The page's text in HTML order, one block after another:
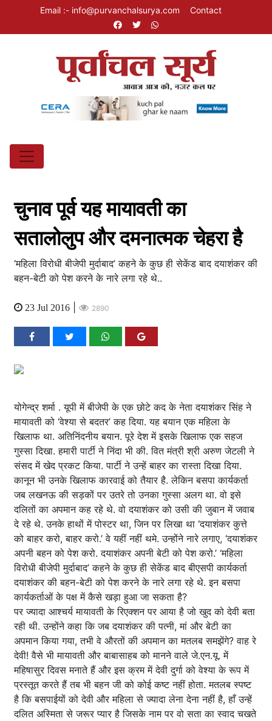
Email :- info@purvanchalsurya.com Contact
चुनाव पूर्व यह मायावती का
सतालोलुप और दमनात्मक चेहरा है
‘महिला विरोधी बीजेपी मुर्दाबाद’ कहने के कुछ ही सेकेंड बाद दयाशंकर की
बहन-बेटी को पेश करने के नारे लगा रहे थे..
23 Jul 2016 2890
योगेन्द्र शर्मा . यूपी में बीजेपी के एक छोटे कद के नेता दयाशंकर सिंह ने
मायावती को ‘वेश्या से बदतर’ कह दिया. यह बयान एक महिला के
खिलाफ था. अतिनिंदनीय बयान. पूरे देश में इसके खिलाफ एक सहज
गुस्सा दिखा. हमारी पार्टी ने निंदा भी की. वित मंत्री श्री अरुण जेटली ने
संसद में खेद प्रकट किया. पार्टी ने उन्हें बाहर का रास्ता दिखा दिया.
कानून भी उनके खिलाफ कारवाई को तैयार है. लेकिन बसपा कार्यकर्ता
जब लखनऊ की सड़कों पर उतरे तो उनका गुस्सा अलग था. वो इसे
दलितों का अपमान कह रहे थे. वो दयाशंकर को उसी की जुबान में जवाब
दे रहे थे. उनके हाथों में पोस्टर था, जिन पर लिखा था ‘दयाशंकर कुत्ते
को बाहर करो, बाहर करो.’ वे यहीं नहीं थमे. उन्होंने नारे लगाए, ‘दयाशंकर
अपनी बहन को पेश करो. दयाशंकर अपनी बेटी को पेश करो.’ ‘महिला
विरोधी बीजेपी मुर्दाबाद’ कहने के कुछ ही सेकेंड बाद बीएसपी कार्यकर्ता
दयाशंकर की बहन-बेटी को पेश करने के नारे लगा रहे थे. इन बसपा
कार्यकर्ताओं के पक्ष में कैसे खड़ा हुआ जा सकता है?
पर ज्यादा आश्चर्य मायावती के रिएक्शन पर आया है जो खुद को देवी बता
रही थी. उन्होंने कहा कि जब दयाशंकर की पत्नी, मां और बेटी का
अपमान किया गया, तभी वे औरतों की अपमान का मतलब समझेंगे? वाह रे
देवी! वैसे भी मायावती और बाबासाहब को मानने वाले जे.एन.यू. में
महिषासुर दिवस मनाते हैं और इस क्रम में देवी दुर्गा को वेश्या के रूप में
प्रस्तूत करते हैं तब भी बहन जी को कोई कष्ट नहीं होता. मतलब स्पष्ट
है कि बसपाईयों को देवी और महिला से ज्यादा लेना देना नहीं है, हाँ उन्हें
दलित अस्मिता से जरूर प्यार है जिसके नाम पर वो सता का स्वाद चखते